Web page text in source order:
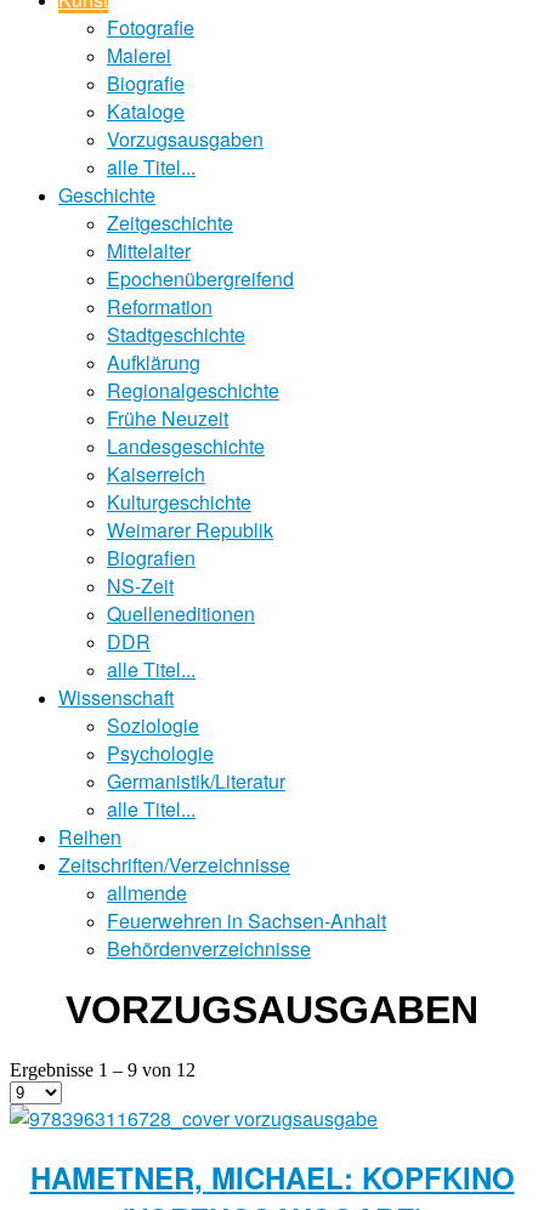
Fotografie
Malerei
Biografie
Kataloge
Vorzugsausgaben
alle Titel...
Geschichte
Zeitgeschichte
Mittelalter
Epochenübergreifend
Reformation
Stadtgeschichte
Aufklärung
Regionalgeschichte
Frühe Neuzeit
Landesgeschichte
Kaiserreich
Kulturgeschichte
Weimarer Republik
Biografien
NS-Zeit
Quelleneditionen
DDR
alle Titel...
Wissenschaft
Soziologie
Psychologie
Germanistik/Literatur
alle Titel...
Reihen
Zeitschriften/Verzeichnisse
allmende
Feuerwehren in Sachsen-Anhalt
Behördenverzeichnisse
VORZUGSAUSGABEN
Ergebnisse 1 – 9 von 12
HAMETNER, MICHAEL: KOPFKINO